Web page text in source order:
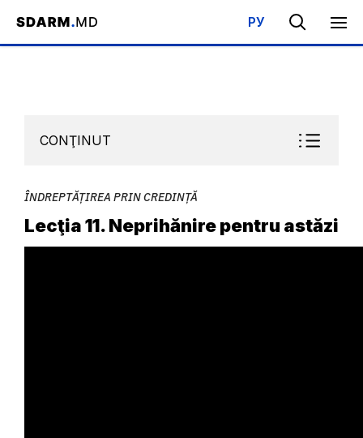
РУ
Acasa / Bibliotecă / Şcoala de Sabat / Îndreptățirea prin credință
CONŢINUT
ÎNDREPTĂȚIREA PRIN CREDINȚĂ
Lecţia 11. Neprihănire pentru astăzi